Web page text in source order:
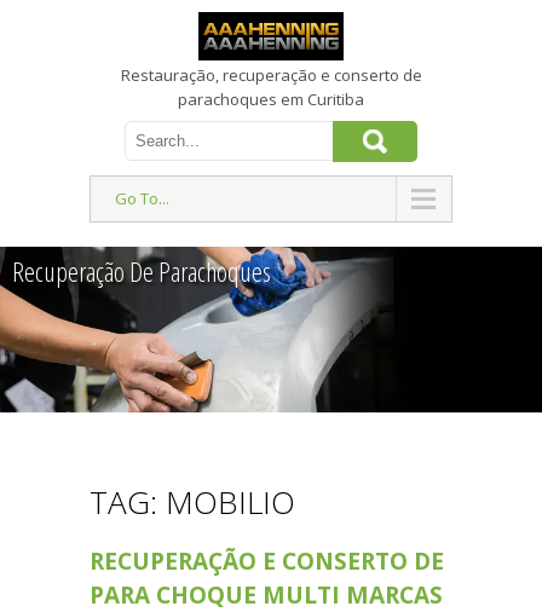
Restauração, recuperação e conserto de
parachoques em Curitiba
Go To...
Recuperação De Parachoques
TAG: MOBILIO
RECUPERAÇÃO E CONSERTO DE
PARA CHOQUE MULTI MARCAS